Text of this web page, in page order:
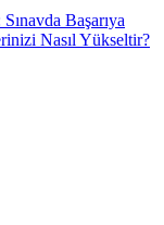
Başarıya
Nasıl Yükseltir?